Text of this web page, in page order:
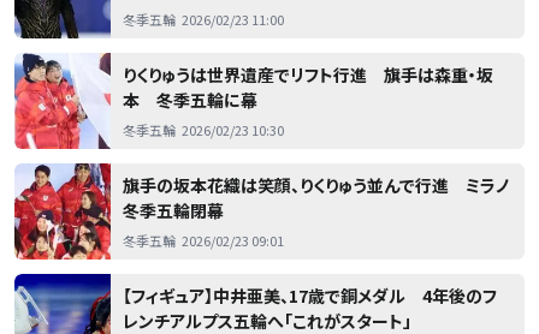
冬季五輪 2026/02/23 11:00
りくりゅうは世界遺産でリフト行進 旗手は森重・坂
本 冬季五輪に幕
冬季五輪 2026/02/23 10:30
旗手の坂本花織は笑顔、りくりゅう並んで行進 ミラノ
冬季五輪閉幕
冬季五輪 2026/02/23 09:01
【フィギュア】中井亜美、17歳で銅メダル 4年後のフ
レンチアルプス五輪へ「これがスタート」